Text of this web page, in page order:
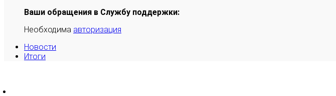
Ваши обращения в Службу поддержки:
Необходима авторизация
Новости
Итоги